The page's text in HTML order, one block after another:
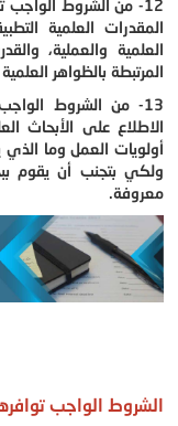
12- من الشروط
المقدرات العلمية
العلمية والعملية،
المرتبطة بالظواهر
13- من الشروط
الاطلاع على الأبحاث
أولويات العمل وما الذي
ولكي بتجنب أن يقوم
معروفة.
الشروط الواجب